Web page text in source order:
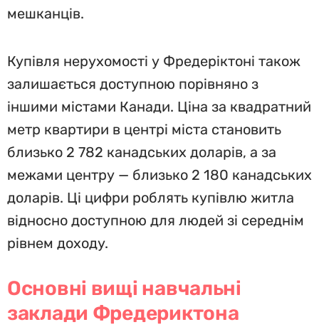
мешканців.
Купівля нерухомості у Фредеріктоні також
залишається доступною порівняно з
іншими містами Канади. Ціна за квадратний
метр квартири в центрі міста становить
близько 2 782 канадських доларів, а за
межами центру — близько 2 180 канадських
доларів. Ці цифри роблять купівлю житла
відносно доступною для людей зі середнім
рівнем доходу.
Основні вищі навчальні
заклади Фредериктона